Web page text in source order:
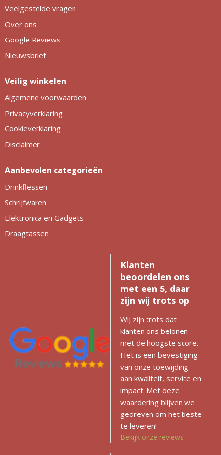
Veelgestelde vragen
Over ons
Google Reviews
Nieuwsbrief
Veilig winkelen
Algemene voorwaarden
Privacyverklaring
Cookieverklaring
Disclaimer
Aanbevolen categorieën
Drinkflessen
Schrijfwaren
Elektronica en Gadgets
Draagtassen
Klanten
beoordelen ons
met een 5, daar
zijn wij trots op
Wij zijn trots dat
klanten ons belonen
met de hoogste score.
Het is een bevestiging
van onze toewijding
aan kwaliteit, service en
impact. Met deze
waardering blijven we
gedreven om het beste
te leveren!
Bekijk onze reviews